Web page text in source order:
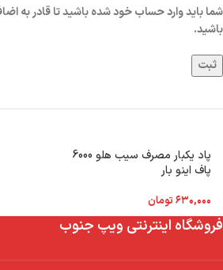
شما باید وارد حساب خود شده باشید تا قادر به
باشید.
پاد یکبار مصرف سیب هلو 6000
پاف اینو بار
۶۳۰,۰۰۰ تومان
فروشگاه اینترنتی ویپ جنوب